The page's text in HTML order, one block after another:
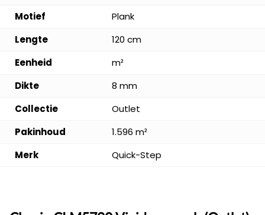
Motief
Plank
Lengte
120 cm
Eenheid
m²
Dikte
8 mm
Collectie
Outlet
Pakinhoud
1.596 m²
Merk
Quick-Step